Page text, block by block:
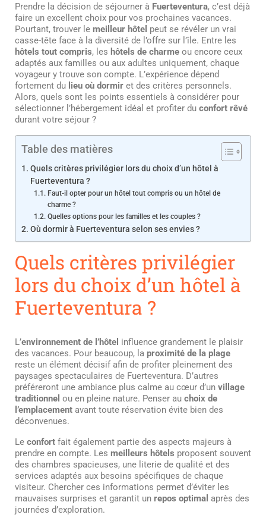
Prendre la décision de séjourner à Fuerteventura, c’est déjà
faire un excellent choix pour vos prochaines vacances.
Pourtant, trouver le meilleur hôtel peut se révéler un vrai
casse-tête face à la diversité de l’offre sur l’île. Entre les
hôtels tout compris, les hôtels de charme ou encore ceux
adaptés aux familles ou aux adultes uniquement, chaque
voyageur y trouve son compte. L’expérience dépend
fortement du lieu où dormir et des critères personnels.
Alors, quels sont les points essentiels à considérer pour
sélectionner l’hébergement idéal et profiter du confort rêvé
durant votre séjour ?
Table des matières
Quels critères privilégier lors du choix d’un hôtel à
Fuerteventura ?
Faut-il opter pour un hôtel tout compris ou un hôtel de
charme ?
Quelles options pour les familles et les couples ?
Où dormir à Fuerteventura selon ses envies ?
Quels critères privilégier
lors du choix d’un hôtel à
Fuerteventura ?
L’environnement de l’hôtel influence grandement le plaisir
des vacances. Pour beaucoup, la proximité de la plage
reste un élément décisif afin de profiter pleinement des
paysages spectaculaires de Fuerteventura. D’autres
préféreront une ambiance plus calme au cœur d’un village
traditionnel ou en pleine nature. Penser au choix de
l’emplacement avant toute réservation évite bien des
déconvenues.
Le confort fait également partie des aspects majeurs à
prendre en compte. Les meilleurs hôtels proposent souvent
des chambres spacieuses, une literie de qualité et des
services adaptés aux besoins spécifiques de chaque
visiteur. Chercher ces informations permet d’éviter les
mauvaises surprises et garantit un repos optimal après des
journées d’exploration.